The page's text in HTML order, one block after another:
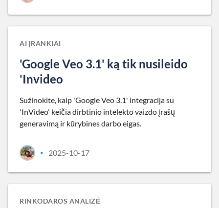
AI ĮRANKIAI
'Google Veo 3.1' ką tik nusileido
'Invideo
Sužinokite, kaip 'Google Veo 3.1' integracija su
'InVideo' keičia dirbtinio intelekto vaizdo įrašų
generavimą ir kūrybines darbo eigas.
• 2025-10-17
RINKODAROS ANALIZĖ